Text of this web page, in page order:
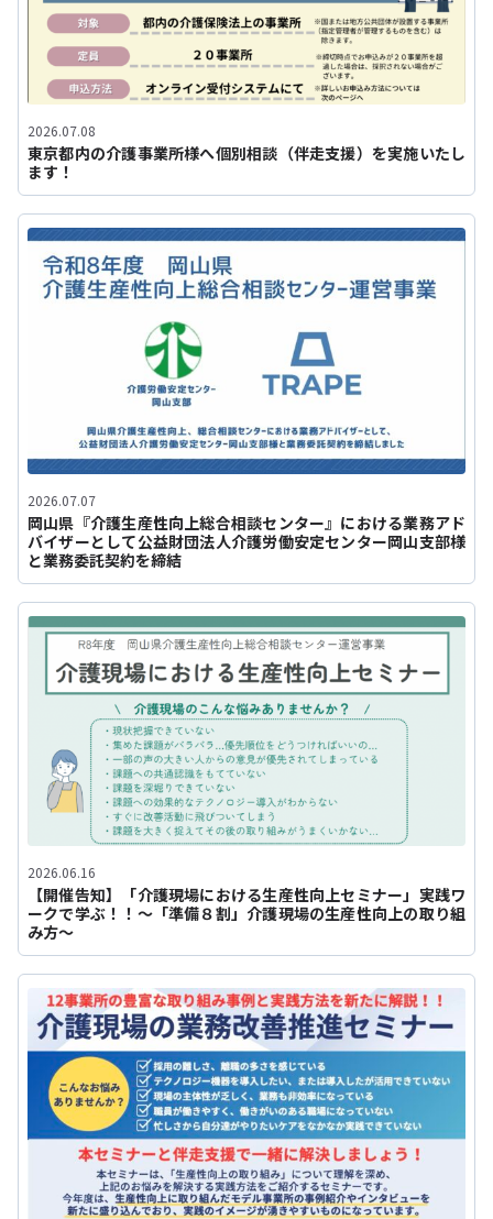
2026.07.08
東京都内の介護事業所様へ個別相談（伴走支援）を実施いたし
ます！
2026.07.07
岡山県『介護生産性向上総合相談センター』における業務アド
バイザーとして公益財団法人介護労働安定センター岡山支部様
と業務委託契約を締結
2026.06.16
【開催告知】「介護現場における生産性向上セミナー」実践ワ
ークで学ぶ！！～「準備８割」介護現場の生産性向上の取り組
み方～